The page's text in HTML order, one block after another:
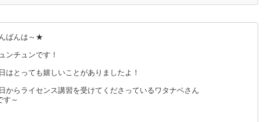
ばんは～★
ンチュンです！
はとっても嬉しいことがありましたよ！
からライセンス講習を受けてくださっているワタナベさん
す ～